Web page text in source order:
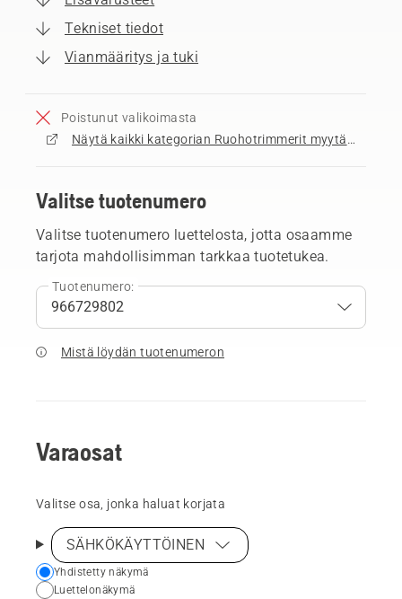
Tekniset tiedot
Vianmääritys ja tuki
Poistunut valikoimasta
Näytä kaikki kategorian Ruohotrimmerit myytävät tuotteet
Valitse tuotenumero
Valitse tuotenumero luettelosta, jotta osaamme
tarjota mahdollisimman tarkkaa tuotetukea.
Tuotenumero:
Mistä löydän tuotenumeron
Varaosat
Valitse osa, jonka haluat korjata
SÄHKÖKÄYTTÖINEN
Choose
your
Yhdistetty näkymä
Luettelonäkymä